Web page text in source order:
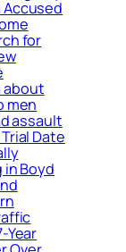
Accused
for
about
men
assault
Date
Boyd
Year